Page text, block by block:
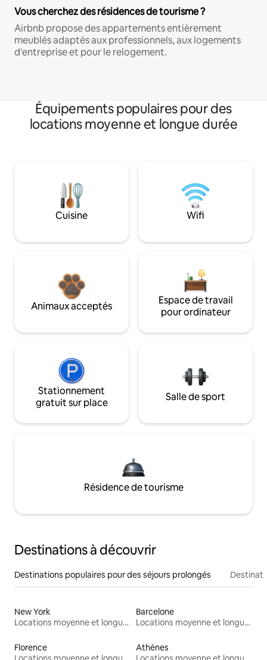
Vous cherchez des résidences de tourisme ?
Airbnb propose des appartements entièrement
meublés adaptés aux professionnels, aux logements
d'entreprise et pour le relogement.
Équipements populaires pour des
locations moyenne et longue durée
Cuisine Wifi
Animaux acceptés
Espace de travail
pour ordinateur
Stationnement
gratuit sur place
Salle de sport
Résidence de tourisme
Destinations à découvrir
Destinations populaires pour des séjours prolongés
New York
Locations moyenne et longue durée
Barcelone
Locations moyenne et longue durée
Florence
Athènes